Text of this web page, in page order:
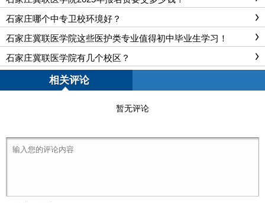
石家庄哪个中专卫校环境好？
石家庄冀联医学院这些医护类专业值得初中毕业生学习！
石家庄冀联医学院有几个校区？
相关评论
暂无评论